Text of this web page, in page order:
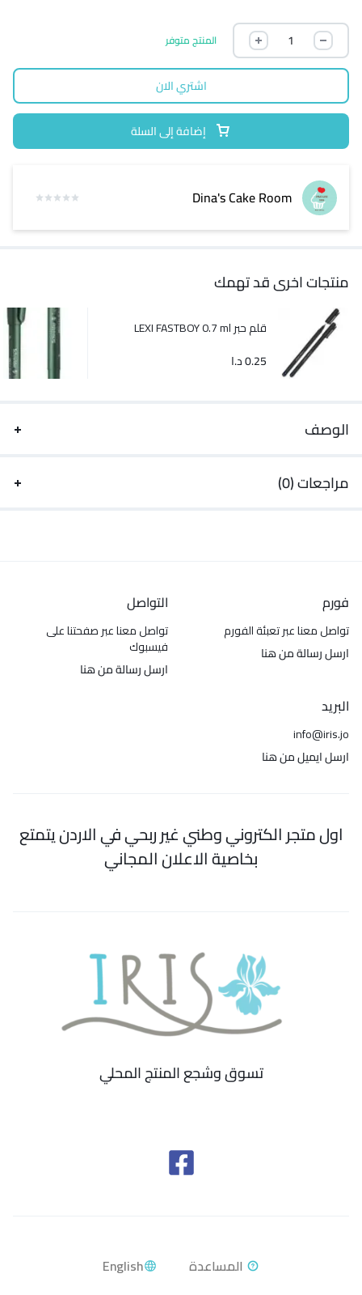
المنتج متوفر
إضافة إلى السلة
اشتري الان
Dina's Cake Room
منتجات اخرى قد تهمك
قلم حبر LEXI FASTBOY 0.7 ml
0.25د.ا
الوصف
مراجعات (0)
فورم
تواصل معنا عبر تعبئة الفورم
ارسل رسالة من هنا
التواصل
تواصل معنا عبر صفحتنا على
فيسبوك
ارسل رسالة من هنا
البريد
info@iris.jo
ارسل ايميل من هنا
اول متجر الكتروني وطني غير ربحي في الاردن يتمتع
بخاصية الاعلان المجاني
تسوق وشجع المنتج المحلي
English